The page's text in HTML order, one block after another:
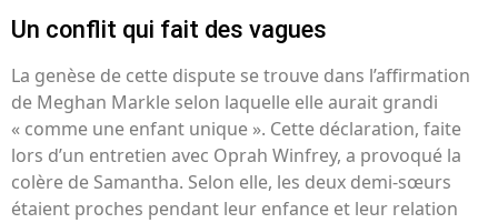
Un conflit qui fait des vagues
La genèse de cette dispute se trouve dans l’affirmation
de Meghan Markle selon laquelle elle aurait grandi
« comme une enfant unique ». Cette déclaration, faite
lors d’un entretien avec Oprah Winfrey, a provoqué la
colère de Samantha. Selon elle, les deux demi-sœurs
étaient proches pendant leur enfance et leur relation